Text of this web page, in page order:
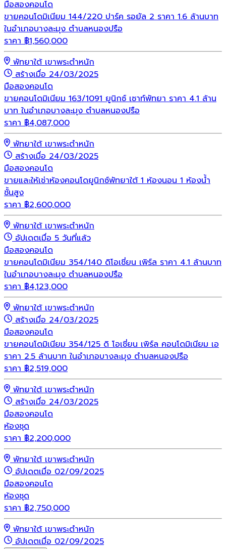
มือสองคอนโด
ขายคอนโดมิเนียม 144/220 ปาร์ค รอยัล 2 ราคา 1.6 ล้านบาท
ในอำเภอบางละมุง ตำบลหนองปรือ
ราคา ฿1,560,000
พัทยาใต้ เขาพระตำหนัก
สร้างเมื่อ 24/03/2025
มือสองคอนโด
ขายคอนโดมิเนียม 163/1091 ยูนิกซ์ เซาท์พัทยา ราคา 4.1 ล้าน
บาท ในอำเภอบางละมุง ตำบลหนองปรือ
ราคา ฿4,087,000
พัทยาใต้ เขาพระตำหนัก
สร้างเมื่อ 24/03/2025
มือสองคอนโด
ขายและให้เช่าห้องคอนโดยูนิกซ์พัทยาใต้ 1 ห้องนอน 1 ห้องน้ำ
ชั้นสูง
ราคา ฿2,600,000
พัทยาใต้ เขาพระตำหนัก
อัปเดตเมื่อ 5 วันที่แล้ว
มือสองคอนโด
ขายคอนโดมิเนียม 354/140 ดิโอเชี่ยน เพิร์ล ราคา 4.1 ล้านบาท
ในอำเภอบางละมุง ตำบลหนองปรือ
ราคา ฿4,123,000
พัทยาใต้ เขาพระตำหนัก
สร้างเมื่อ 24/03/2025
มือสองคอนโด
ขายคอนโดมิเนียม 354/125 ดิ โอเชี่ยน เพิร์ล คอนโดมิเนียม เอ
ราคา 2.5 ล้านบาท ในอำเภอบางละมุง ตำบลหนองปรือ
ราคา ฿2,519,000
พัทยาใต้ เขาพระตำหนัก
สร้างเมื่อ 24/03/2025
มือสองคอนโด
ห้องชุด
ราคา ฿2,200,000
พัทยาใต้ เขาพระตำหนัก
อัปเดตเมื่อ 02/09/2025
มือสองคอนโด
ห้องชุด
ราคา ฿2,750,000
พัทยาใต้ เขาพระตำหนัก
อัปเดตเมื่อ 02/09/2025